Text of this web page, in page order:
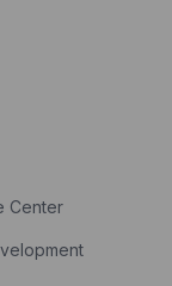
Center